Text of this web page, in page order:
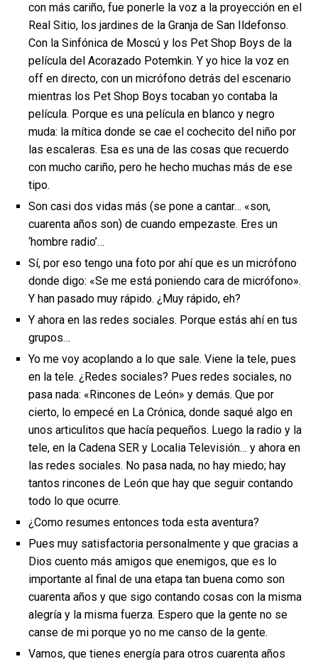
con más cariño, fue ponerle la voz a la proyección en el
Real Sitio, los jardines de la Granja de San Ildefonso.
Con la Sinfónica de Moscú y los Pet Shop Boys de la
película del Acorazado Potemkin. Y yo hice la voz en
off en directo, con un micrófono detrás del escenario
mientras los Pet Shop Boys tocaban yo contaba la
película. Porque es una película en blanco y negro
muda: la mítica donde se cae el cochecito del niño por
las escaleras. Esa es una de las cosas que recuerdo
con mucho cariño, pero he hecho muchas más de ese
tipo.
Son casi dos vidas más (se pone a cantar… «son,
cuarenta años son) de cuando empezaste. Eres un
‘hombre radio’…
Sí, por eso tengo una foto por ahí que es un micrófono
donde digo: «Se me está poniendo cara de micrófono».
Y han pasado muy rápido. ¿Muy rápido, eh?
Y ahora en las redes sociales. Porque estás ahí en tus
grupos…
Yo me voy acoplando a lo que sale. Viene la tele, pues
en la tele. ¿Redes sociales? Pues redes sociales, no
pasa nada: «Rincones de León» y demás. Que por
cierto, lo empecé en La Crónica, donde saqué algo en
unos articulitos que hacía pequeños. Luego la radio y la
tele, en la Cadena SER y Localia Televisión… y ahora en
las redes sociales. No pasa nada, no hay miedo; hay
tantos rincones de León que hay que seguir contando
todo lo que ocurre.
¿Como resumes entonces toda esta aventura?
Pues muy satisfactoria personalmente y que gracias a
Dios cuento más amigos que enemigos, que es lo
importante al final de una etapa tan buena como son
cuarenta años y que sigo contando cosas con la misma
alegría y la misma fuerza. Espero que la gente no se
canse de mi porque yo no me canso de la gente.
Vamos, que tienes energía para otros cuarenta años